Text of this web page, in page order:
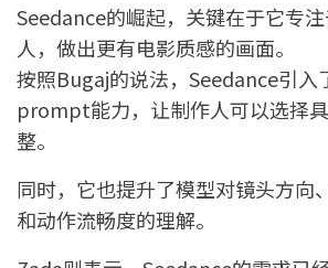
Seedance的崛起，关键在于它专
人，做出更有电影质感的画面。
按照Bugaj的说法，Seedance引入
prompt能力，让制作人可以选择
整。
同时，它也提升了模型对镜头方向
和动作流畅度的理解。